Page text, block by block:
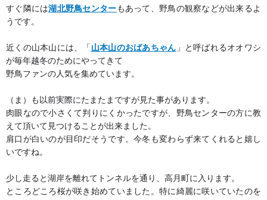
すぐ隣には湖北野鳥センターもあって、野鳥の観察などが出来るよ
うです。
近くの山本山には、「山本山のおばあちゃん 」と呼ばれるオオワシ
が毎年越冬のためにやってきて
野鳥ファンの人気を集めています。
（ま）も以前実際にたまたまですが見た事があります。
肉眼なので小さくて判りにくかったですが、野鳥センターの方に教
えて頂いて見つけることが出来ました。
肩口が白いのが目印だそうです。今冬も変わらず来てくれると嬉し
いですね。
少し走ると湖岸を離れてトンネルを通り、高月町に入ります。
ところどころ桜が咲き始めていました。特に綺麗に咲いていたのを